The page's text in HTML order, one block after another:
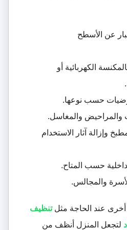
عن الأسطح
الكهربائية أو
حسب نوعها.
والمراحيض والمغاسل.
وإزالة آثار الاستخدام
حسب المتاح.
والمجالس.
عند الحاجة مثلتنظيف
لتجعل المنزل أنظف من